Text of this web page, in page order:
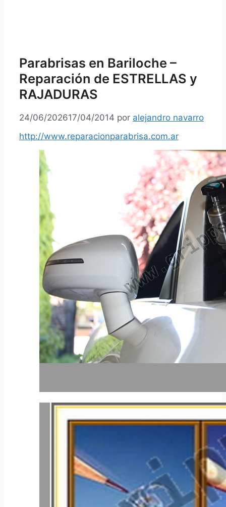
Parabrisas en Bariloche –
Reparación de ESTRELLAS y
RAJADURAS
24/06/202617/04/2014 por alejandro navarro
http://www.reparacionparabrisa.com.ar